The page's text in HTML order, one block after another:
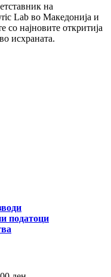
на
Lab во Македонија и
со најновите откритија
исхраната.
податоци